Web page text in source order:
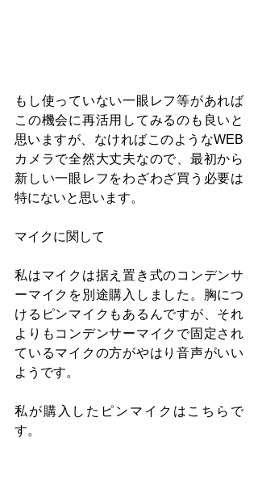
もし使っていない一眼レフ等があれば
この機会に再活用してみるのも良いと
思いますが、なければこのようなWEB
カメラで全然大丈夫なので、最初から
新しい一眼レフをわざわざ買う必要は
特にないと思います。
マイクに関して
私はマイクは据え置き式のコンデンサ
ーマイクを別途購入しました。胸につ
けるピンマイクもあるんですが、それ
よりもコンデンサーマイクで固定され
ているマイクの方がやはり音声がいい
ようです。
私が購入したピンマイクはこちらで
す。